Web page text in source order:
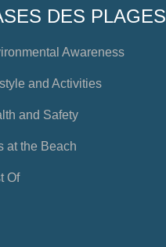
DES PLAGES
Awareness
and Activities
and Safety
at the Beach
Of